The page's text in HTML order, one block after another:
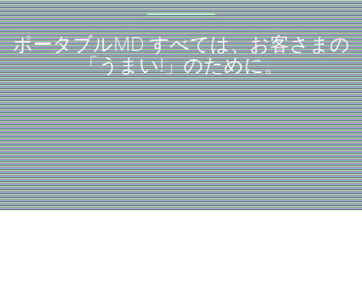
ポータブルMD すべては、お客さまの
「うまい!」のために。